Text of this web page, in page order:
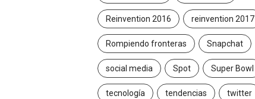
Reinvention 2016 reinvention 2017
Rompiendo fronteras Snapchat
social media Spot Super Bowl
tecnología tendencias twitter